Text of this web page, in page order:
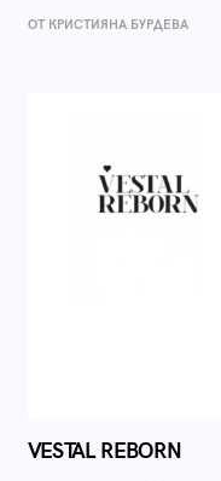
ОТ КРИСТИЯНА БУРДЕВА
VESTAL REBORN